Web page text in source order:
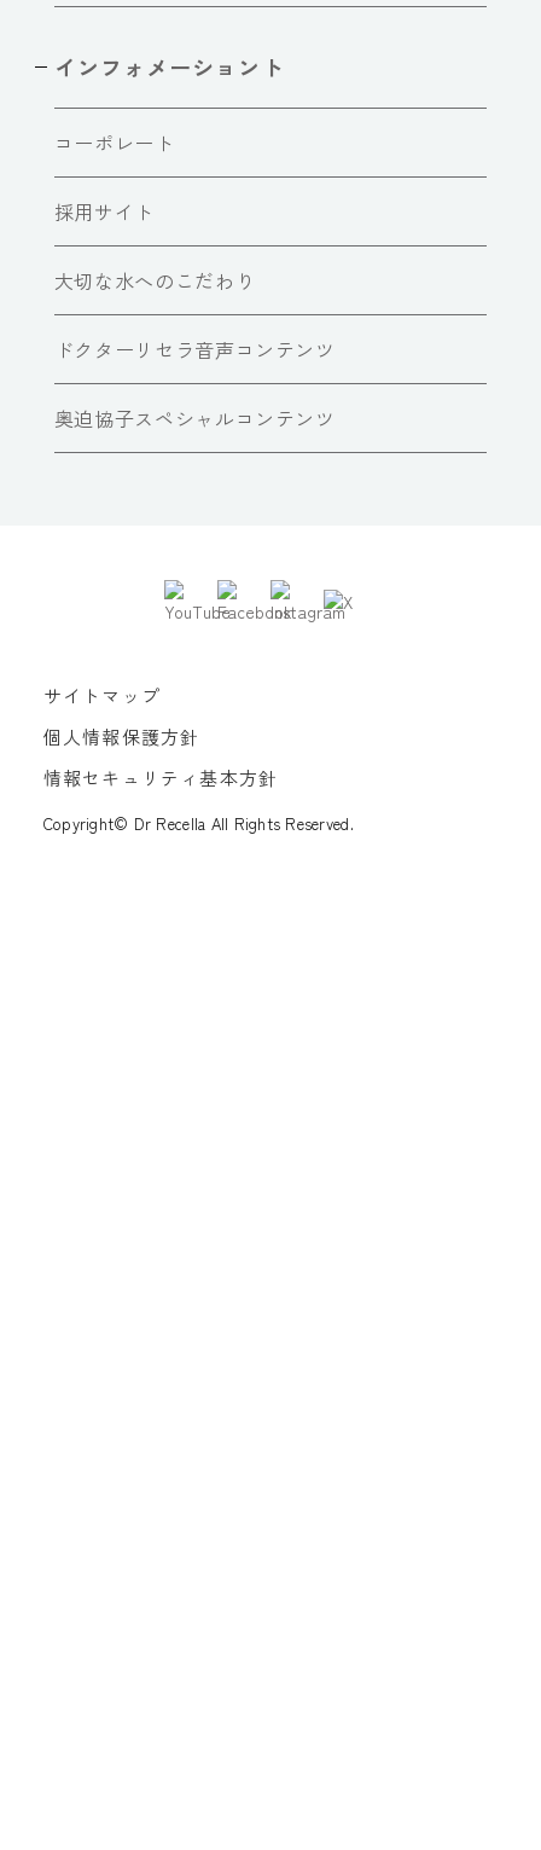
インフォメーショント
コーポレート
採用サイト
大切な水へのこだわり
ドクターリセラ音声コンテンツ
奥迫協子スペシャルコンテンツ
サイトマップ
個人情報保護方針
情報セキュリティ基本方針
Copyright© Dr Recella All Rights Reserved.